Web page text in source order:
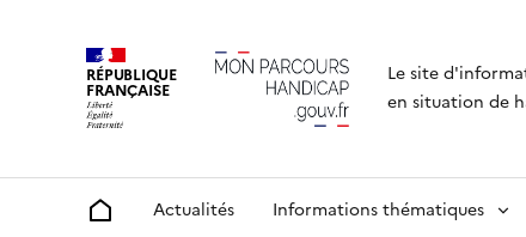
RÉPUBLIQUE
FRANÇAISE
Le site
en situation de
Accueil Actualités Informations thématiques